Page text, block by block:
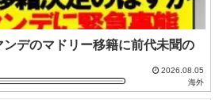
ンデのマドリー移籍に前代未聞の
2026.08.05
海外